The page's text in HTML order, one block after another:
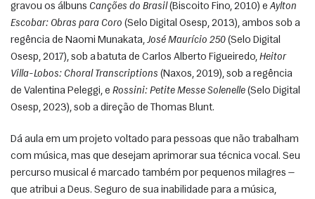
gravou os álbuns Canções do Brasil (Biscoito Fino, 2010) e Aylton
Escobar: Obras para Coro (Selo Digital Osesp, 2013), ambos sob a
regência de Naomi Munakata, José Maurício 250 (Selo Digital
Osesp, 2017), sob a batuta de Carlos Alberto Figueiredo, Heitor
Villa-Lobos: Choral Transcriptions (Naxos, 2019), sob a regência
de Valentina Peleggi, e Rossini: Petite Messe Solenelle (Selo Digital
Osesp, 2023), sob a direção de Thomas Blunt.
Dá aula em um projeto voltado para pessoas que não trabalham
com música, mas que desejam aprimorar sua técnica vocal. Seu
percurso musical é marcado também por pequenos milagres —
que atribui a Deus. Seguro de sua inabilidade para a música,